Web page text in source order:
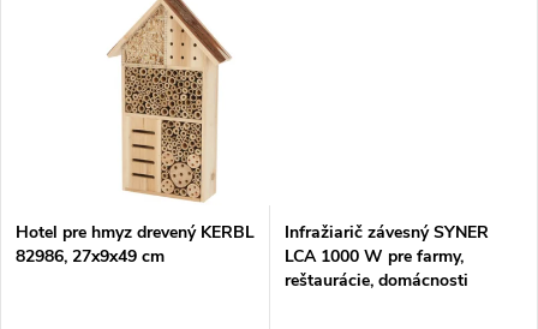
Hotel pre hmyz drevený KERBL
82986, 27x9x49 cm
Infražiarič závesný SYNER
LCA 1000 W pre farmy,
reštaurácie, domácnosti